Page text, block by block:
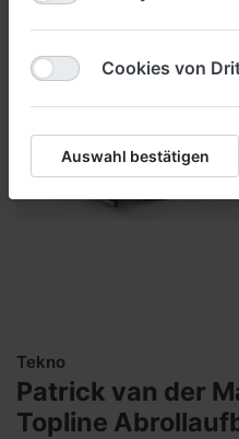
Tekno
Patrick van der
Topline
Cookies von
Auswahl bestätigen